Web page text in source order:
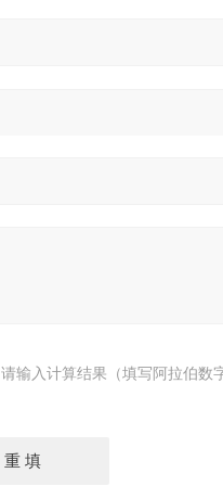
请输入计算结果（填写阿拉伯数